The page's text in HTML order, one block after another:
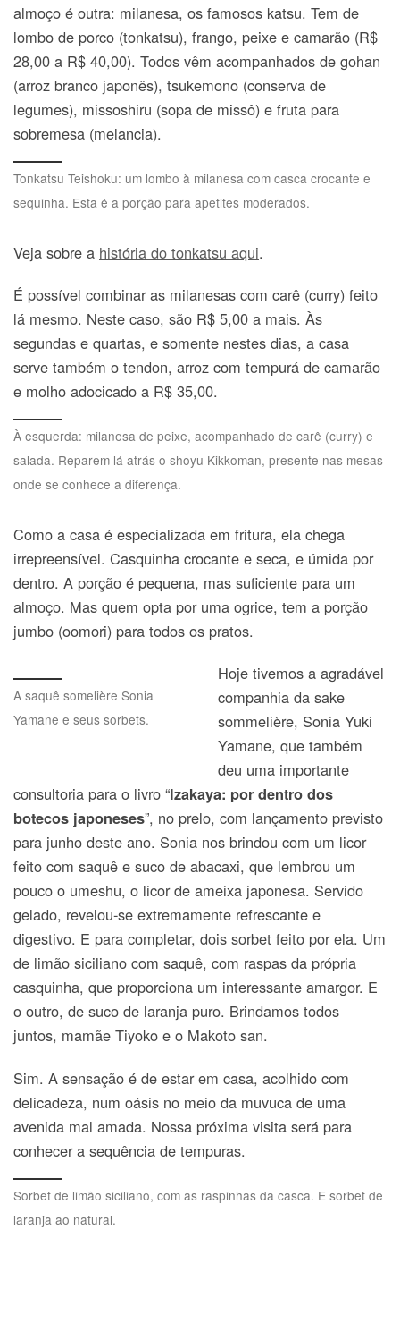
almoço é outra: milanesa, os famosos katsu. Tem de
lombo de porco (tonkatsu), frango, peixe e camarão (R$
28,00 a R$ 40,00). Todos vêm acompanhados de gohan
(arroz branco japonês), tsukemono (conserva de
legumes), missoshiru (sopa de missô) e fruta para
sobremesa (melancia).
Tonkatsu Teishoku: um lombo à milanesa com casca crocante e
sequinha. Esta é a porção para apetites moderados.
Veja sobre a história do tonkatsu aqui.
É possível combinar as milanesas com carê (curry) feito
lá mesmo. Neste caso, são R$ 5,00 a mais. Às
segundas e quartas, e somente nestes dias, a casa
serve também o tendon, arroz com tempurá de camarão
e molho adocicado a R$ 35,00.
À esquerda: milanesa de peixe, acompanhado de carê (curry) e
salada. Reparem lá atrás o shoyu Kikkoman, presente nas mesas
onde se conhece a diferença.
Como a casa é especializada em fritura, ela chega
irrepreensível. Casquinha crocante e seca, e úmida por
dentro. A porção é pequena, mas suficiente para um
almoço. Mas quem opta por uma ogrice, tem a porção
jumbo (oomori) para todos os pratos.
A saquê somelière Sonia
Yamane e seus sorbets.
Hoje tivemos a agradável
companhia da sake
sommelière, Sonia Yuki
Yamane, que também
deu uma importante
consultoria para o livro “Izakaya: por dentro dos
botecos japoneses”, no prelo, com lançamento previsto
para junho deste ano. Sonia nos brindou com um licor
feito com saquê e suco de abacaxi, que lembrou um
pouco o umeshu, o licor de ameixa japonesa. Servido
gelado, revelou-se extremamente refrescante e
digestivo. E para completar, dois sorbet feito por ela. Um
de limão siciliano com saquê, com raspas da própria
casquinha, que proporciona um interessante amargor. E
o outro, de suco de laranja puro. Brindamos todos
juntos, mamãe Tiyoko e o Makoto san.
Sim. A sensação é de estar em casa, acolhido com
delicadeza, num oásis no meio da muvuca de uma
avenida mal amada. Nossa próxima visita será para
conhecer a sequência de tempuras.
Sorbet de limão siciliano, com as raspinhas da casca. E sorbet de
laranja ao natural.